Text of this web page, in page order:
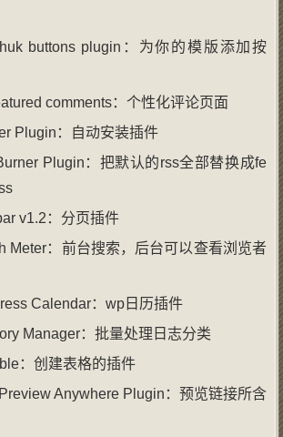
buttons plugin：为你的模版添加按
comments：个性化评论页面
Plugin：自动安装插件
Plugin：把默认的rss全部替换成fe
v1.2：分页插件
Meter：前台搜索，后台可以查看浏览者
Calendar：wp日历插件
Manager：批量处理日志分类
：创建表格的插件
Anywhere Plugin：预览链接所含